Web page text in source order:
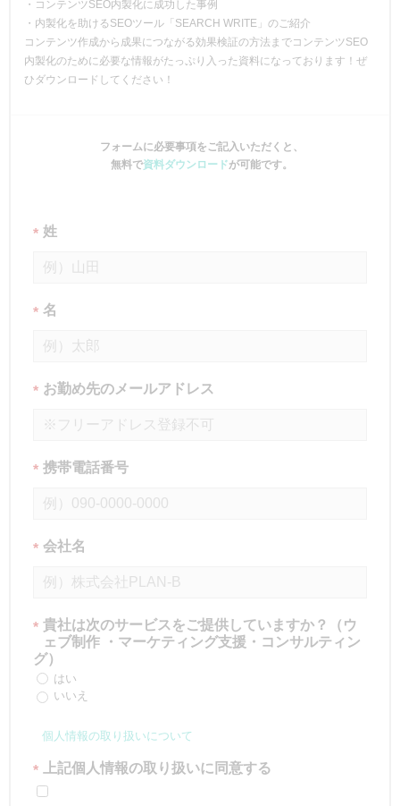
・コンテンツSEO内製化に成功した事例
・内製化を助けるSEOツール「SEARCH WRITE」のご紹介
コンテンツ作成から成果につながる効果検証の方法までコンテンツSEO
内製化のために必要な情報がたっぷり入った資料になっております！ぜ
ひダウンロードしてください！
フォームに必要事項をご記入いただくと、
無料で資料ダウンロードが可能です。
* 姓
* 名
* お勤め先のメールアドレス
* 携帯電話番号
* 会社名
* 貴社は次のサービスをご提供していますか？（ウ
ェブ制作 ・マーケティング支援・コンサルティン
グ）
はい
いいえ
個人情報の取り扱いについて
* 上記個人情報の取り扱いに同意する